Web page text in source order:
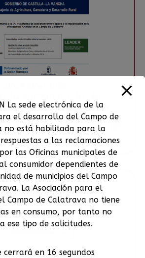
de asesoramiento y
la implantación de la
Artificial en el Campo de
Calatrava.
La sede electrónica de la
el desarrollo del Campo de
no está habilitada para la
a las reclamaciones
las Oficinas municipales de
consumidor dependientes de
de municipios del Campo
La Asociación para el
Campo de Calatrava no tiene
en consumo, por tanto no
ese tipo de solicitudes.
cerrará en 16 segundos